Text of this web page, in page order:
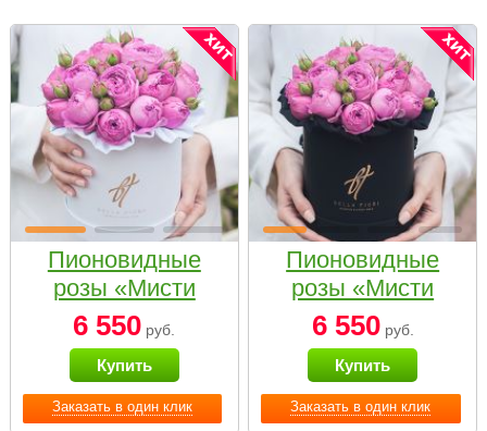
Заказать в один клик
Пионовидные
розы «Мисти
бабблс» в белой
коробке Small
6 550 руб.
Купить
Заказать в один клик
Пионовидные
розы «Мисти
бабблс» в
черной коробке
Small
6 550руб.
Купить